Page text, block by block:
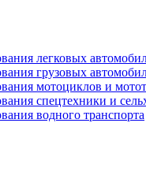
легковых
грузовых
мотоциклов и
спецтехники и
водного транспорта